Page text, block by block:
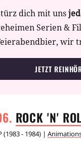
Ankerplatz,
und
seinen Lauf.
dich mit uns
Serien &
wir
JETZT
ROCK 'N'
(1983 - 1984) |